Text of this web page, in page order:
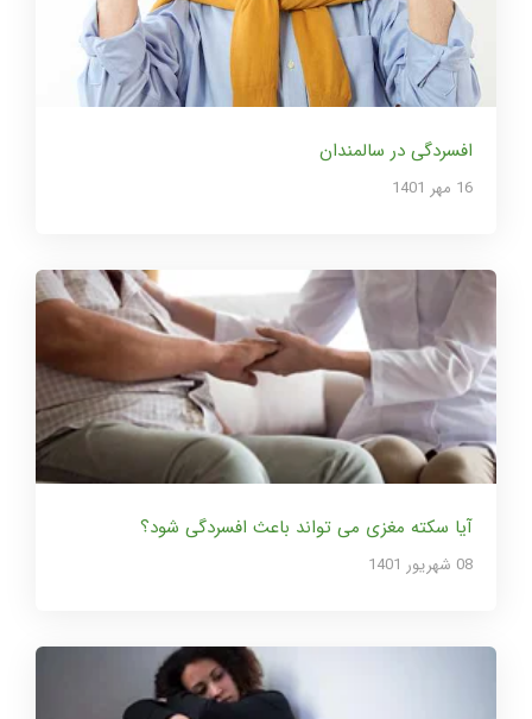
افسردگی در سالمندان
16 مهر 1401
آیا سکته مغزی می تواند باعث افسردگی شود؟
08 شهریور 1401